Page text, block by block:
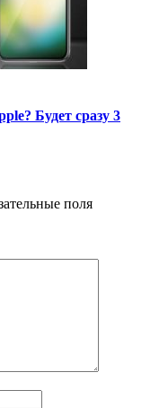
Будет сразу 3
поля